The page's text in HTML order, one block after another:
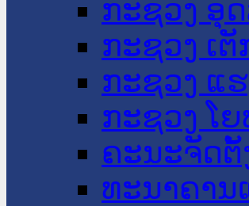
ກະຊວງ ອຸ
ກະຊວງ ເ
ກະຊວງ ແ
ກະຊວງ ໂ
ຄະນະຈັດຕັ້
ທະນາຄານ